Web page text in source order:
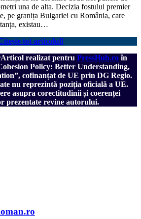
una de alta. Decizia fostului premier
pe granița Bulgariei cu România, care
existau…
tot articolul!
Articol realizat pentru PressHub.roîn
Policy: Better Understanding,
cofinanțat de UE prin DG Regio.
nu reprezintă poziția oficială a UE.
asupra corectitudinii și coerenței
prezentate revine autorului.